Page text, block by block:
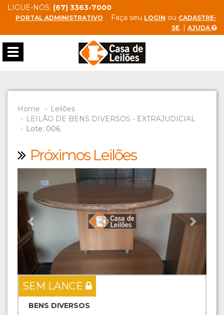
LIGUE-NOS: (67) 3363-7000
PORTAL ADMINISTRATIVO Faça seu LOGIN ou CADASTRE-
SE. | AJUDA
Toggle
navigation
Home
Leilões
LEILÃO DE BENS DIVERSOS - EXTRAJUDICIAL
Lote: 006
Próximos Leilões
Previous
SEM LANCE
BENS DIVERSOS